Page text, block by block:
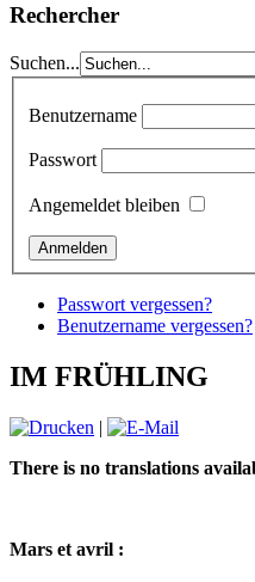
Rechercher
Suchen...
Benutzername
Passwort
Angemeldet bleiben
Passwort vergessen?
Benutzername vergessen?
IM FRÜHLING
|
There is no translations
Mars et avril :